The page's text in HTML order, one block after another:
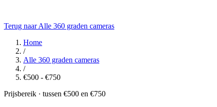
Terug naar Alle 360 graden cameras
Home
/
Alle 360 graden cameras
/
€500 - €750
Prijsbereik · tussen €500 en €750